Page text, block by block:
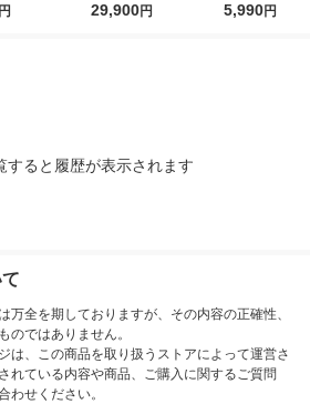
キャスター
円
×2列 オーク材 幅82×
29,900円
段タイプ） オ
5,990円
すると履歴が表示されます
万全を期しておりますが、その内容の正確性、
のではありません。
は、この商品を取り扱うストアによって運営さ
れている内容や商品、ご購入に関するご質問
わせください。